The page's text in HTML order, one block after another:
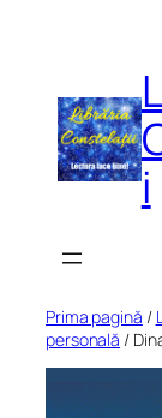
i
Prima pagină /
personală /